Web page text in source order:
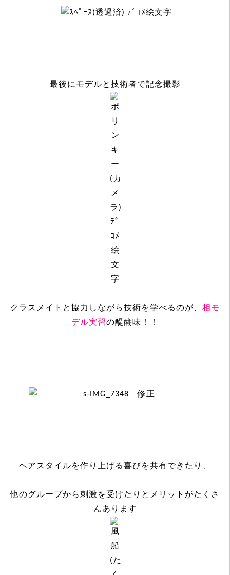
最後にモデルと技術者で記念撮影
クラスメイトと協力しながら技術を学べるのが、 相モ
デル実習の醍醐味！！
ヘアスタイルを作り上げる喜びを共有できたり、
他のグループから刺激を受けたりとメリットがたくさ
んあります